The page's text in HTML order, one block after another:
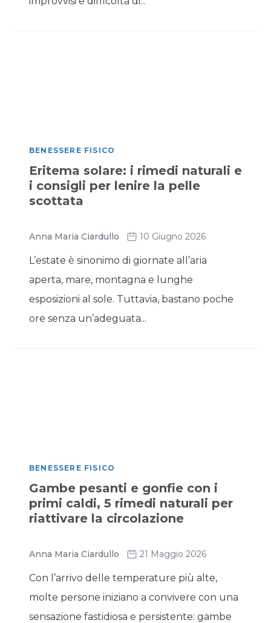
BENESSERE FISICO
Eritema solare: i rimedi naturali e
i consigli per lenire la pelle
scottata
Anna Maria Ciardullo 10 Giugno 2026
L’estate è sinonimo di giornate all’aria
aperta, mare, montagna e lunghe
esposizioni al sole. Tuttavia, bastano poche
ore senza un’adeguata...
BENESSERE FISICO
Gambe pesanti e gonfie con i
primi caldi, 5 rimedi naturali per
riattivare la circolazione
Anna Maria Ciardullo 21 Maggio 2026
Con l’arrivo delle temperature più alte,
molte persone iniziano a convivere con una
sensazione fastidiosa e persistente: gambe